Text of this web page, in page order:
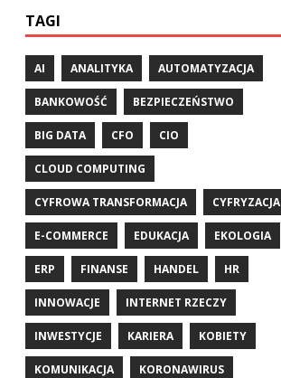
TAGI
AI ANALITYKA AUTOMATYZACJA
BANKOWOŚĆ BEZPIECZEŃSTWO
BIG DATA CFO CIO
CLOUD COMPUTING
CYFROWA TRANSFORMACJA CYFRYZACJA
E-COMMERCE EDUKACJA EKOLOGIA
ERP FINANSE HANDEL HR
INNOWACJE INTERNET RZECZY
INWESTYCJE KARIERA KOBIETY
KOMUNIKACJA KORONAWIRUS